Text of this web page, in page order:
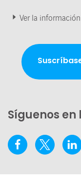
Ver la
Síguenos